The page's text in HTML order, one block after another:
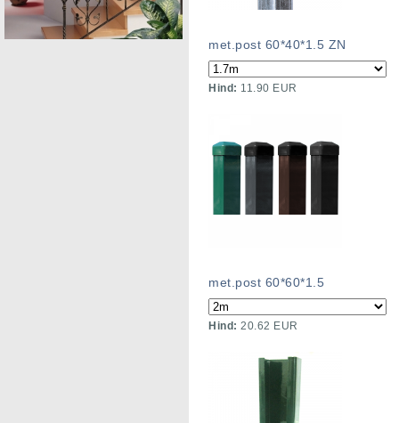
met.post 60*40*1.5 ZN
Hind: 11.90 EUR
met.post 60*60*1.5
Hind: 20.62 EUR